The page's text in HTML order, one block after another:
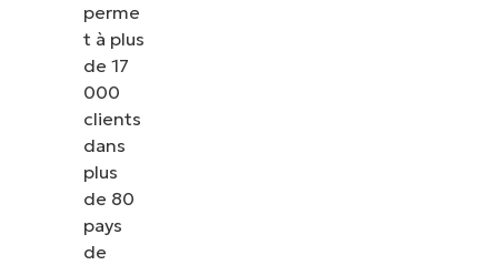
perme
t à plus
de 17
000
clients
dans
plus
de 80
pays
de